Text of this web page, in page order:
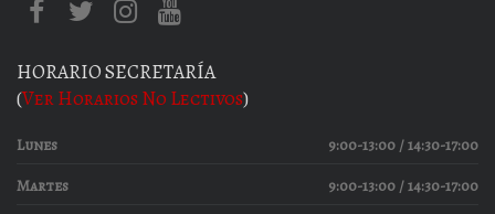
HORARIO SECRETARÍA
(Ver Horarios No Lectivos)
Lunes
9:00-13:00 / 14:30-17:00
Martes
9:00-13:00 / 14:30-17:00